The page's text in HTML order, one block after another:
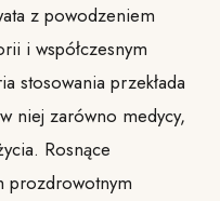
z powodzeniem
i współczesnym
stosowania przekłada
niej zarówno medycy,
Rosnące
prozdrowotnym